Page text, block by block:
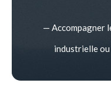
— Accompagner
industrielle